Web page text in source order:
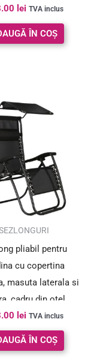
lei TVA inclus
ÎN COȘ
pliabil pentru
cu copertina
masuta laterala si
cadru din otel,
cm, negru
lei TVA inclus
ÎN COȘ